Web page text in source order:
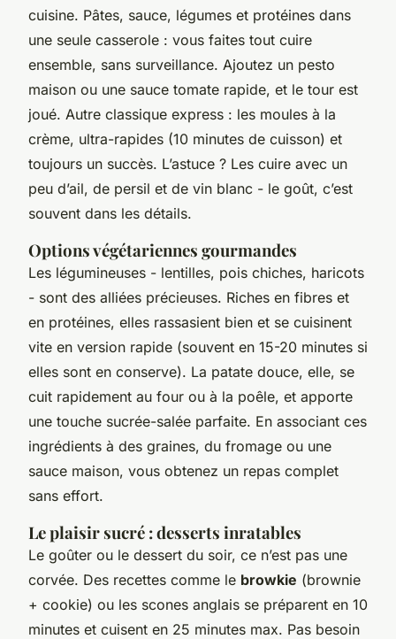
cuisine. Pâtes, sauce, légumes et protéines dans
une seule casserole : vous faites tout cuire
ensemble, sans surveillance. Ajoutez un pesto
maison ou une sauce tomate rapide, et le tour est
joué. Autre classique express : les moules à la
crème, ultra-rapides (10 minutes de cuisson) et
toujours un succès. L’astuce ? Les cuire avec un
peu d’ail, de persil et de vin blanc - le goût, c’est
souvent dans les détails.
Options végétariennes gourmandes
Les légumineuses - lentilles, pois chiches, haricots
- sont des alliées précieuses. Riches en fibres et
en protéines, elles rassasient bien et se cuisinent
vite en version rapide (souvent en 15-20 minutes si
elles sont en conserve). La patate douce, elle, se
cuit rapidement au four ou à la poêle, et apporte
une touche sucrée-salée parfaite. En associant ces
ingrédients à des graines, du fromage ou une
sauce maison, vous obtenez un repas complet
sans effort.
Le plaisir sucré : desserts inratables
Le goûter ou le dessert du soir, ce n’est pas une
corvée. Des recettes comme le browkie (brownie
+ cookie) ou les scones anglais se préparent en 10
minutes et cuisent en 25 minutes max. Pas besoin